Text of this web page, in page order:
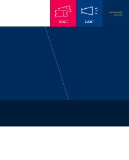
TICKET EVENT